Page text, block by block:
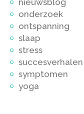
onderzoek
ontspanning
slaap
stress
succesverhalen
symptomen
yoga